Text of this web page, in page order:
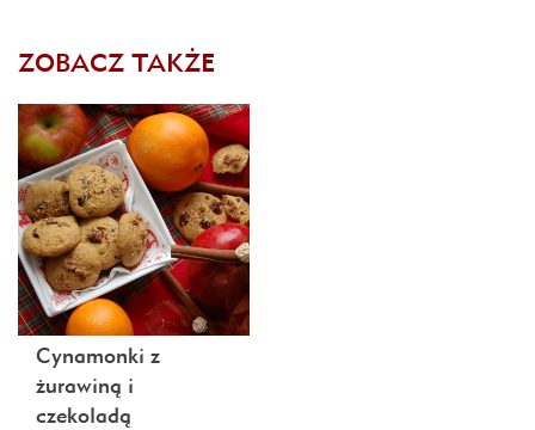
ZOBACZ TAKŻE
Cynamonki z
żurawiną i
czekoladą